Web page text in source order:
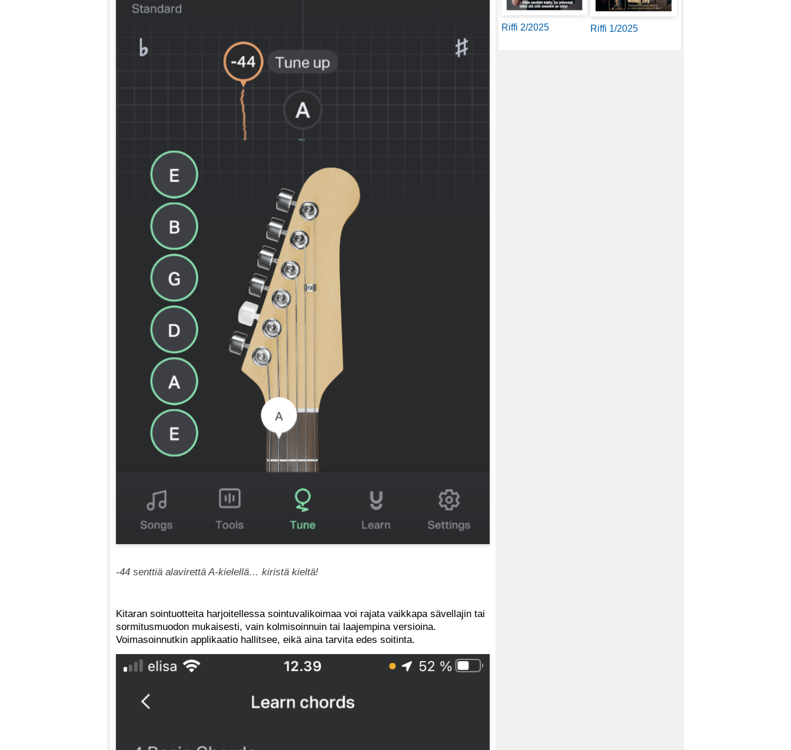
-44 senttiä alavirettä A-kielellä… kiristä kieltä!
Kitaran sointuotteita harjoitellessa sointuvalikoimaa voi rajata vaikkapa sävellajin tai
sormitusmuodon mukaisesti, vain kolmisoinnuin tai laajempina versioina.
Voimasoinnutkin applikaatio hallitsee, eikä aina tarvita edes soitinta.
Riffi 2/2025 Riffi 1/2025